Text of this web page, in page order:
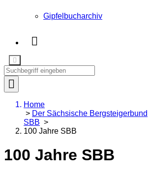
Gipfelbucharchiv
Home
> Der Sächsische Bergsteigerbund
SBB >
100 Jahre SBB
100 Jahre SBB